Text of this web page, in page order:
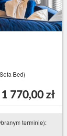
Bed)
1 770,00 zł
terminie):